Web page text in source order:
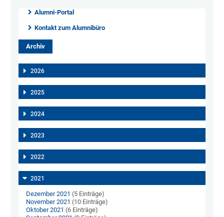
Alumni-Portal
Kontakt zum Alumnibüro
Archiv
2026
2025
2024
2023
2022
2021
Dezember 2021 (5 Einträge)
November 2021 (10 Einträge)
Oktober 2021 (6 Einträge)